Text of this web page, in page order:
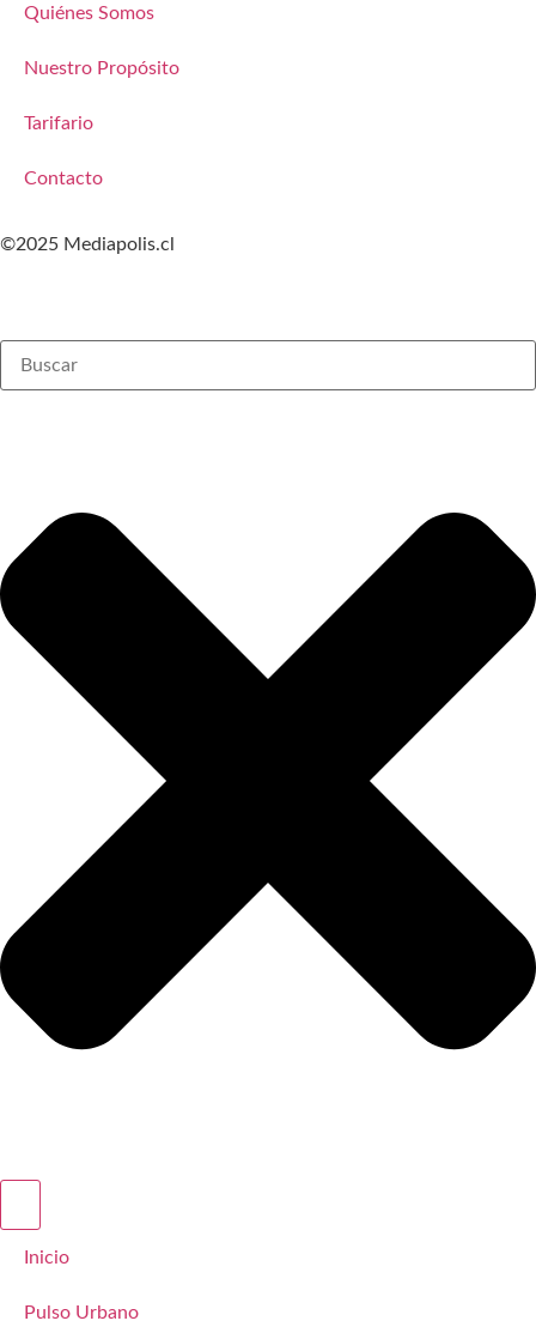
Quiénes Somos
Nuestro Propósito
Tarifario
Contacto
©2025 Mediapolis.cl
Inicio
Pulso Urbano